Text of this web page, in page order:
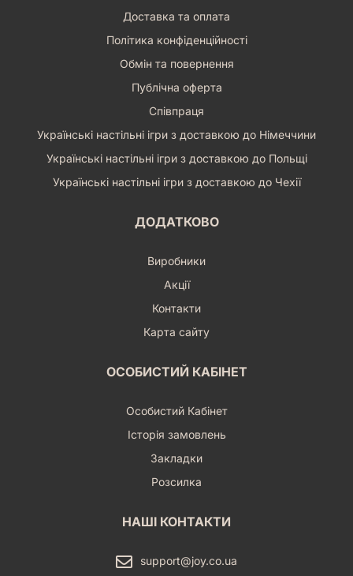
Доставка та оплата
Політика конфіденційності
Обмін та повернення
Публічна оферта
Співпраця
Українські настільні ігри з доставкою до Німеччини
Українські настільні ігри з доставкою до Польщі
Українські настільні ігри з доставкою до Чехії
ДОДАТКОВО
Виробники
Акції
Контакти
Карта сайту
ОСОБИСТИЙ КАБІНЕТ
Особистий Кабінет
Історія замовлень
Закладки
Розсилка
НАШІ КОНТАКТИ
support@joy.co.ua